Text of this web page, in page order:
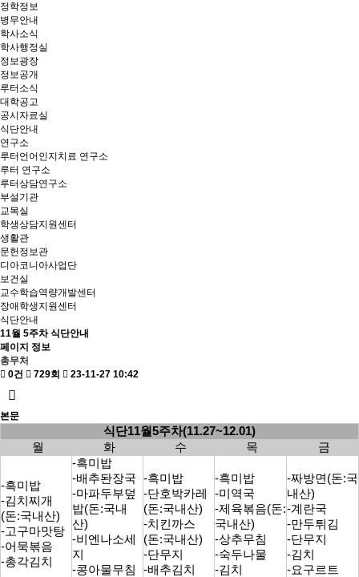
정학정보
병무안내
학사소식
학사행정실
정보광장
정보공개
루터소식
대학공고
공시자료실
식단안내
연구소
루터언어인지치료 연구소
루터 연구소
루터상담연구소
부설기관
교목실
학생상담지원센터
생활관
문헌정보관
디아코니아사업단
보건실
교수학습역량개발센터
장애학생지원센터
식단안내
11월 5주차 식단안내
페이지 정보
총무처
0건
729회 23-11-27 10:42
본문
식단11월5주차(11.27~12.01)
월
화 수 목 금
-흑미밥
-김치찌개
(돈:국내산)
-고구마맛탕
-어묵볶음
-총각김치
-흑미밥
-배추돤장국
-마파두부덮
밥(돈:국내
산)
-비엔나소세
지
-콩아물무침
-흑미밥
-단호박카레
(돈:국내산)
-치킨까스
(돈:국내산)
-단무지
-배추김치
-흑미밥
-미역국
-제육볶음(돈:
국내산)
-상추무침
-숙두나물
-김치
-짜방면(돈:국
내산)
-계란국
-만두튀김
-단무지
-김치
-요구르트